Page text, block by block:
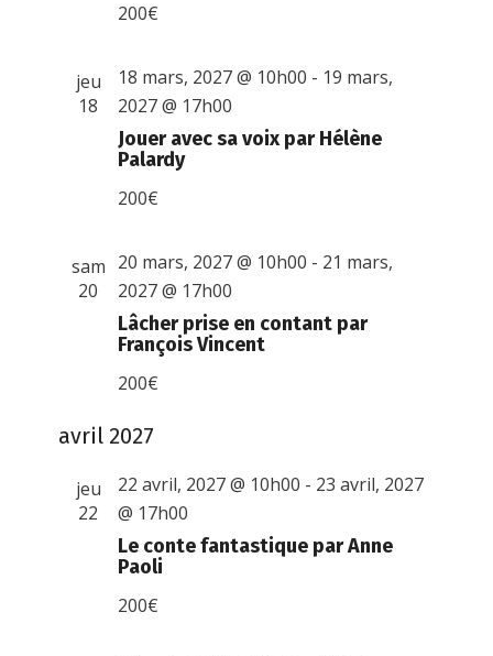
200€
jeu
18
Jouer avec sa voix par Hélène
Palardy
18 mars, 2027 @ 10h00 - 19 mars,
2027 @ 17h00
200€
sam
20
Lâcher prise en contant par
François Vincent
20 mars, 2027 @ 10h00 - 21 mars,
2027 @ 17h00
200€
avril 2027
jeu
22
Le conte fantastique par Anne
Paoli
22 avril, 2027 @ 10h00 - 23 avril, 2027
@ 17h00
200€